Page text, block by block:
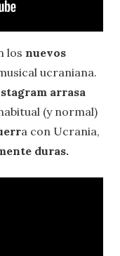
los nuevos
ucraniana.
arrasa
(y normal)
a con Ucrania,
duras.